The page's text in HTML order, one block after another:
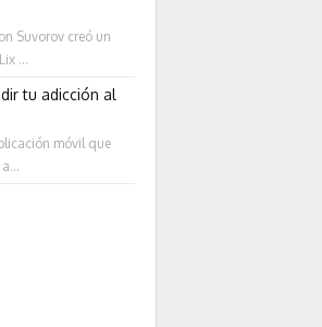
Suvorov creó un
...
tu adicción al
móvil que